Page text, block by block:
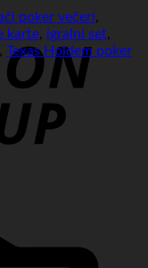
poker večeri,
karte, igralni set,
, Texas Holdem poker